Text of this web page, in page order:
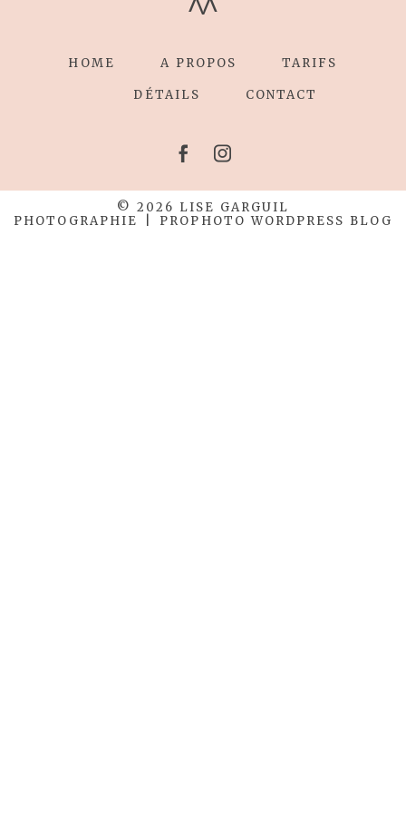
HOME A PROPOS TARIFS
DÉTAILS CONTACT
© 2026 LISE GARGUIL
PHOTOGRAPHIE
PROPHOTO WORDPRESS BLOG